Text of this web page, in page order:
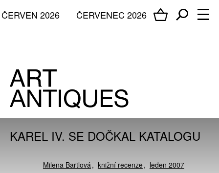
ČERVENEC 2026
ČERVEN 2026
KAREL IV. SE DOČKAL KATALOGU
Milena Bartlová knižní recenze leden 2007